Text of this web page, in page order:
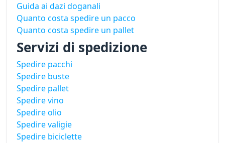
Guida ai dazi doganali
Quanto costa spedire un pacco
Quanto costa spedire un pallet
Servizi di spedizione
Spedire pacchi
Spedire buste
Spedire pallet
Spedire vino
Spedire olio
Spedire valigie
Spedire biciclette